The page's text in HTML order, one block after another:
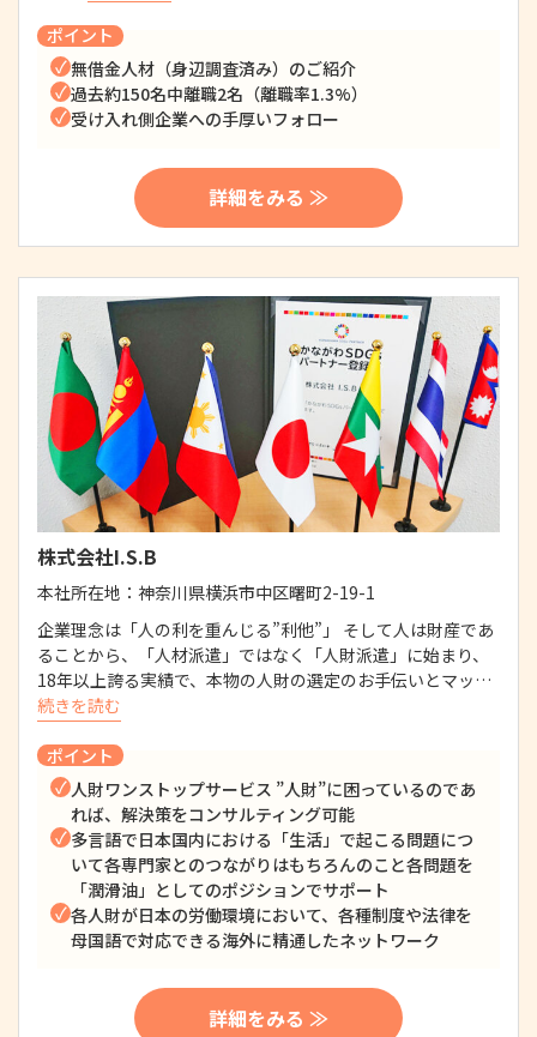
ポイント
無借金人材（身辺調査済み）のご紹介
過去約150名中離職2名（離職率1.3%）
受け入れ側企業への手厚いフォロー
詳細をみる ≫
株式会社I.S.B
本社所在地： 神奈川県横浜市中区曙町2-19-1
企業理念は「人の利を重んじる”利他”」 そして人は財産であ
ることから、「人材派遣」ではなく「人財派遣」に始まり、
18年以上誇る実績で、本物の人財の選定のお手伝いとマッ…
続きを読む
ポイント
人財ワンストップサービス ”人財”に困っているのであ
れば、解決策をコンサルティング可能
多言語で日本国内における「生活」で起こる問題につ
いて各専門家とのつながりはもちろんのこと各問題を
「潤滑油」としてのポジションでサポート
各人財が日本の労働環境において、各種制度や法律を
母国語で対応できる海外に精通したネットワーク
詳細をみる ≫